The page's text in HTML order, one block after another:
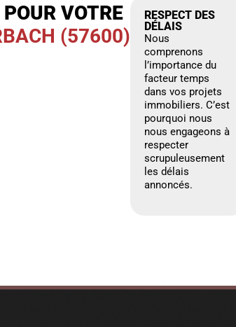
VOTRE
(57600)
RESPECT DES
DÉLAIS
Nous
comprenons
l’importance du
facteur temps
dans vos projets
immobiliers. C’est
pourquoi nous
nous engageons à
respecter
scrupuleusement
les délais
annoncés.